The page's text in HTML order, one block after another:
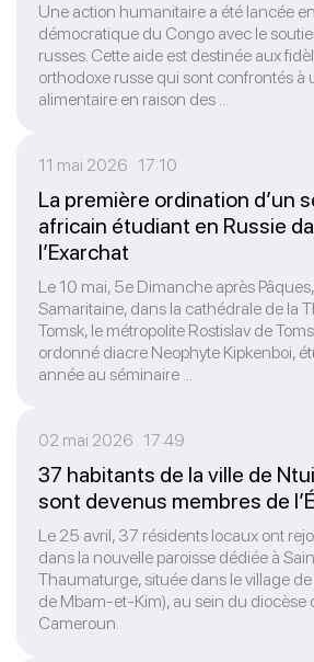
Une action humanitaire a été lancée
démocratique du Congo avec le
russes. Cette aide est destinée aux
orthodoxe russe qui sont confrontés à
alimentaire en raison des ...
11 mai 2026 17:10
La première ordination d’un
africain étudiant en Russie
l’Exarchat
Le 10 mai, 5e Dimanche après
Samaritaine, dans la cathédrale de la
Tomsk, le métropolite Rostislav de
ordonné diacre Neophyte Kipkenboi,
année au séminaire ...
02 mai 2026 17:49
37 habitants de la ville de
sont devenus membres de
Le 25 avril, 37 résidents locaux ont
dans la nouvelle paroisse dédiée à
Thaumaturge, située dans le village
de Mbam-et-Kim), au sein du diocèse
Cameroun.